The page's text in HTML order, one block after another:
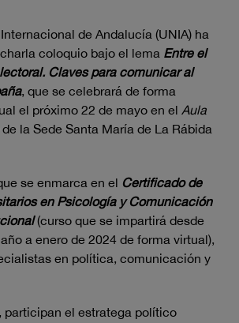
de Andalucía (UNIA) ha
coloquio bajo el lema Entre el
Claves para comunicar al
, que se celebrará de forma
el próximo 22 de mayo en el Aula
de la Sede Santa María de La Rábida
se enmarca en el Certificado de
en Psicología y Comunicación
(curso que se impartirá desde
a enero de 2024 de forma virtual),
en política, comunicación y
participan el estratega político